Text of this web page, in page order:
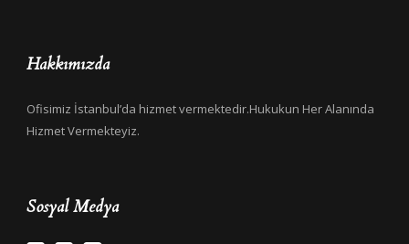
Hakkımızda
Ofisimiz İstanbul’da hizmet vermektedir.Hukukun Her Alanında
Hizmet Vermekteyiz.
Sosyal Medya